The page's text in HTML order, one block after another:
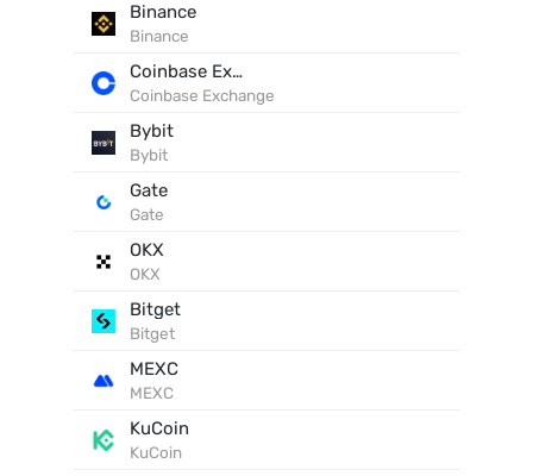
Binance
Binance
Coinbase Exchange
Coinbase Exchange
Bybit
Bybit
Gate
Gate
OKX
OKX
Bitget
Bitget
MEXC
MEXC
KuCoin
KuCoin